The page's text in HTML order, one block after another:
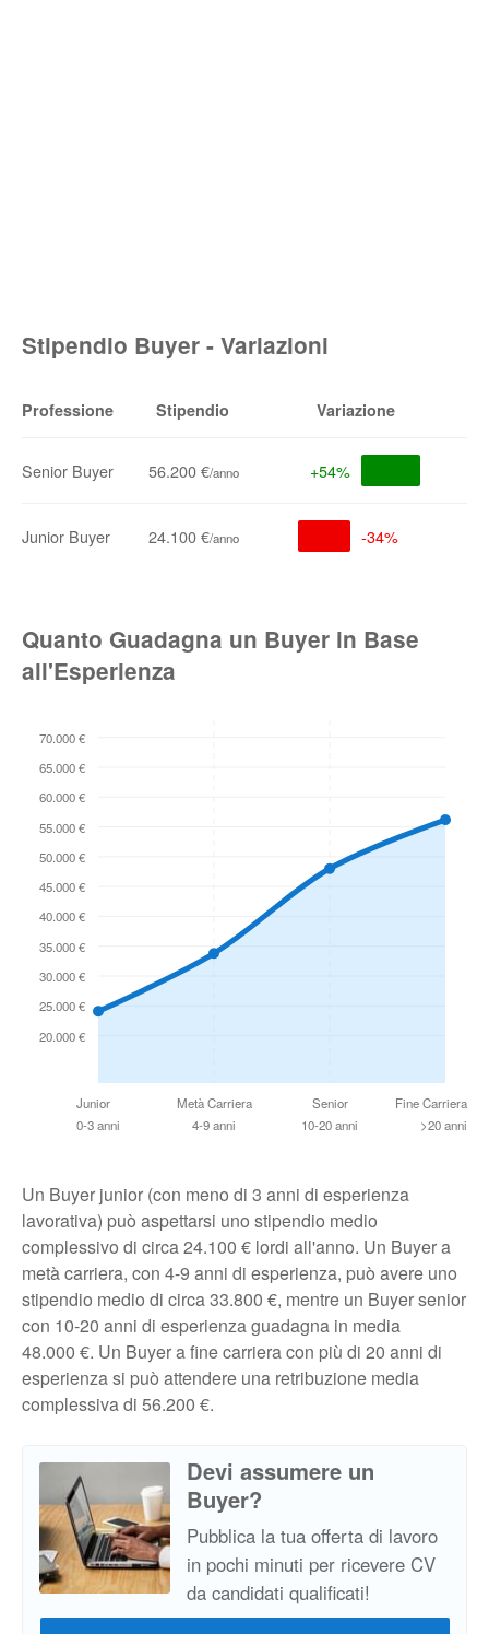
Stipendio Buyer - Variazioni
Professione Stipendio Variazione
Senior Buyer 56.200 €/anno +54%
Junior Buyer 24.100 €/anno -34%
Quanto Guadagna un Buyer in Base
all'Esperienza
20.000 €
25.000 €
30.000 €
35.000 €
40.000 €
45.000 €
50.000 €
55.000 €
60.000 €
65.000 €
70.000 €
Junior
0-3 anni
Metà Carriera
4-9 anni
Senior
10-20 anni
Fine Carriera
>20 anni
Un Buyer junior (con meno di 3 anni di esperienza
lavorativa) può aspettarsi uno stipendio medio
complessivo di circa 24.100 € lordi all'anno. Un Buyer a
metà carriera, con 4-9 anni di esperienza, può avere uno
stipendio medio di circa 33.800 €, mentre un Buyer senior
con 10-20 anni di esperienza guadagna in media
48.000 €. Un Buyer a fine carriera con più di 20 anni di
esperienza si può attendere una retribuzione media
complessiva di 56.200 €.
Devi assumere un
Buyer?
Pubblica la tua offerta di lavoro
in pochi minuti per ricevere CV
da candidati qualificati!